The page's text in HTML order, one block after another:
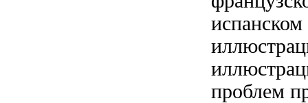
испанском
проблем